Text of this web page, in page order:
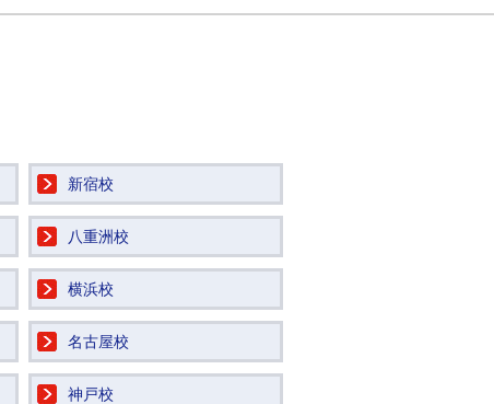
新宿校
八重洲校
横浜校
名古屋校
神戸校